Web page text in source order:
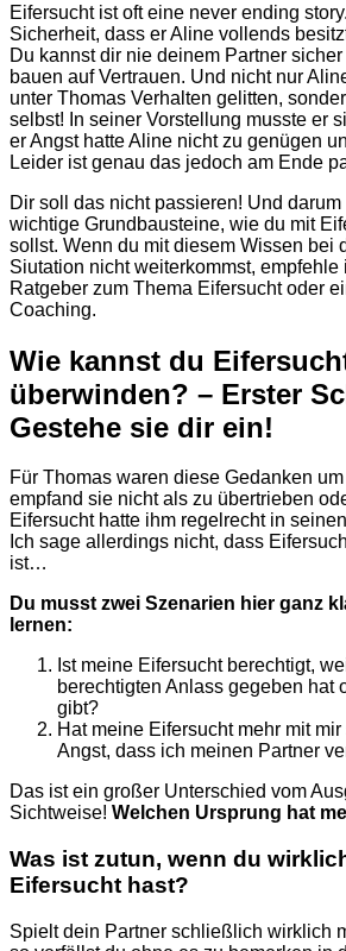
Eifersucht ist oft eine never ending
Sicherheit, dass er Aline vollends
Du kannst dir nie deinem Partner
bauen auf Vertrauen. Und nicht nur
unter Thomas Verhalten gelitten,
selbst! In seiner Vorstellung musste er
er Angst hatte Aline nicht zu genügen
Leider ist genau das jedoch am Ende
Dir soll das nicht passieren! Und
wichtige Grundbausteine, wie du mit
sollst. Wenn du mit diesem Wissen bei
Siutation nicht weiterkommst, empfehle
Ratgeber zum Thema Eifersucht oder
Coaching.
Wie kannst du
überwinden? – Erster
Gestehe sie dir ein!
Für Thomas waren diese Gedanken
empfand sie nicht als zu übertrieben
Eifersucht hatte ihm regelrecht in
Ich sage allerdings nicht, dass
ist…
Du musst zwei Szenarien hier ganz
lernen:
Ist meine Eifersucht berechtigt,
berechtigten Anlass gegeben hat
gibt?
Hat meine Eifersucht mehr mit
Angst, dass ich meinen Partner
Das ist ein großer Unterschied vom
Sichtweise! Welchen Ursprung hat
Was ist zutun, wenn du
Eifersucht hast?
Spielt dein Partner schließlich wirklich